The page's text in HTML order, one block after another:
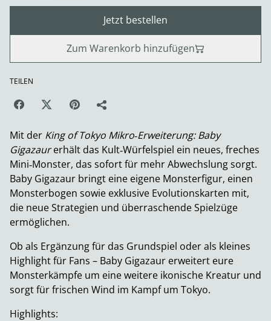
Jetzt bestellen
Zum Warenkorb hinzufügen
TEILEN
Mit der King of Tokyo Mikro‑Erweiterung: Baby
Gigazaurerhält das Kult‑Würfelspiel ein neues, freches
Mini‑Monster, das sofort für mehr Abwechslung sorgt.
Baby Gigazaur bringt eine eigene Monsterfigur, einen
Monsterbogen sowie exklusive Evolutionskarten mit,
die neue Strategien und überraschende Spielzüge
ermöglichen.
Ob als Ergänzung für das Grundspiel oder als kleines
Highlight für Fans – Baby Gigazaur erweitert eure
Monsterkämpfe um eine weitere ikonische Kreatur und
sorgt für frischen Wind im Kampf um Tokyo.
Highlights: